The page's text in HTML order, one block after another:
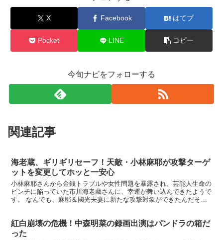
X Facebook はてブ
Pocket LINE コピー
今旬ナビをフォローする
関連記事
海老蔵、ギリギリセーフ！天敵・小林麻耶が攻撃ターゲ
ットを変更してホッと一安心
小林麻耶さんから金銭トラブルや女性問題を暴露され、芸能人生命の
ピンチに陥っていた市川海老蔵さんに、幸運が舞い込んできたようで
す。 なんでも、麻耶＆國光夫妻に新たな攻撃対象ができたんだそう
紅白崩壊の危機！中森明菜の録画出演はパンドラの箱だ
った